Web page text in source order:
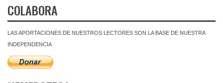
COLABORA
LAS APORTACIONES DE NUESTROS LECTORES SON LA BASE DE NUESTRA
INDEPENDENCIA